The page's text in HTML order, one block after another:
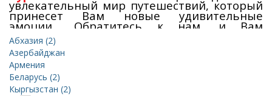
увлекательный мир путешествий, который
принесет Вам новые удивительные
эмоции... Обратитесь к нам, и Вам
останется только –
автобусный тур из Крыма и дату
предполагаемого отдыха
Вам тщательно разработанные маршруты,
которые позволят Вам ознакомиться с
самыми яркими странами
Абхазия (2)
Азербайджан
Армения
Беларусь (2)
Кыргызстан (2)